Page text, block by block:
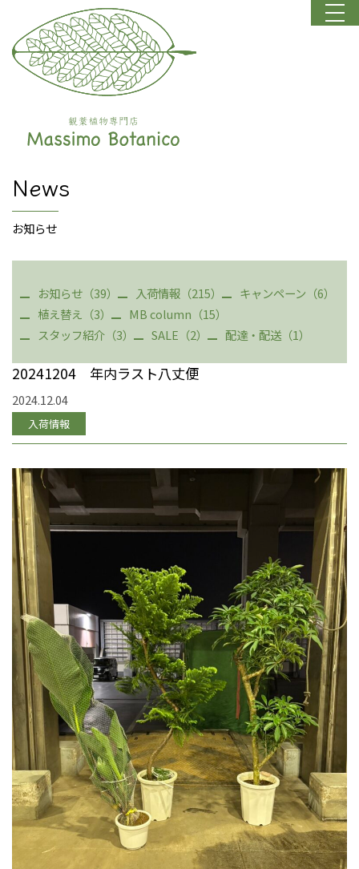
News
お知らせ
お知らせ（39） 入荷情報（215）
キャンペーン（6）
植え替え（3）
MB column（15）
スタッフ紹介（3）
SALE（2） 配達・配送（1）
20241204 年内ラスト八丈便
2024.12.04
入荷情報